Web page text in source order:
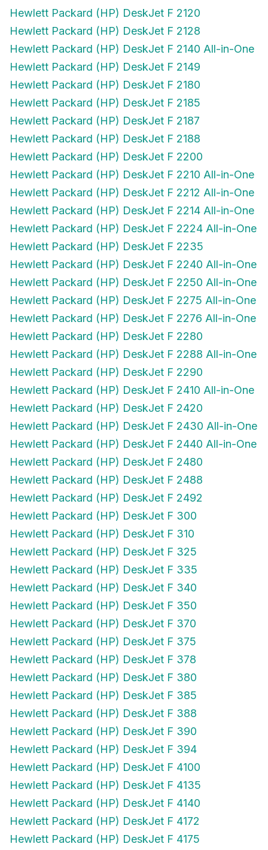
Hewlett Packard (HP) DeskJet F 2120
Hewlett Packard (HP) DeskJet F 2128
Hewlett Packard (HP) DeskJet F 2140 All-in-One
Hewlett Packard (HP) DeskJet F 2149
Hewlett Packard (HP) DeskJet F 2180
Hewlett Packard (HP) DeskJet F 2185
Hewlett Packard (HP) DeskJet F 2187
Hewlett Packard (HP) DeskJet F 2188
Hewlett Packard (HP) DeskJet F 2200
Hewlett Packard (HP) DeskJet F 2210 All-in-One
Hewlett Packard (HP) DeskJet F 2212 All-in-One
Hewlett Packard (HP) DeskJet F 2214 All-in-One
Hewlett Packard (HP) DeskJet F 2224 All-in-One
Hewlett Packard (HP) DeskJet F 2235
Hewlett Packard (HP) DeskJet F 2240 All-in-One
Hewlett Packard (HP) DeskJet F 2250 All-in-One
Hewlett Packard (HP) DeskJet F 2275 All-in-One
Hewlett Packard (HP) DeskJet F 2276 All-in-One
Hewlett Packard (HP) DeskJet F 2280
Hewlett Packard (HP) DeskJet F 2288 All-in-One
Hewlett Packard (HP) DeskJet F 2290
Hewlett Packard (HP) DeskJet F 2410 All-in-One
Hewlett Packard (HP) DeskJet F 2420
Hewlett Packard (HP) DeskJet F 2430 All-in-One
Hewlett Packard (HP) DeskJet F 2440 All-in-One
Hewlett Packard (HP) DeskJet F 2480
Hewlett Packard (HP) DeskJet F 2488
Hewlett Packard (HP) DeskJet F 2492
Hewlett Packard (HP) DeskJet F 300
Hewlett Packard (HP) DeskJet F 310
Hewlett Packard (HP) DeskJet F 325
Hewlett Packard (HP) DeskJet F 335
Hewlett Packard (HP) DeskJet F 340
Hewlett Packard (HP) DeskJet F 350
Hewlett Packard (HP) DeskJet F 370
Hewlett Packard (HP) DeskJet F 375
Hewlett Packard (HP) DeskJet F 378
Hewlett Packard (HP) DeskJet F 380
Hewlett Packard (HP) DeskJet F 385
Hewlett Packard (HP) DeskJet F 388
Hewlett Packard (HP) DeskJet F 390
Hewlett Packard (HP) DeskJet F 394
Hewlett Packard (HP) DeskJet F 4100
Hewlett Packard (HP) DeskJet F 4135
Hewlett Packard (HP) DeskJet F 4140
Hewlett Packard (HP) DeskJet F 4172
Hewlett Packard (HP) DeskJet F 4175